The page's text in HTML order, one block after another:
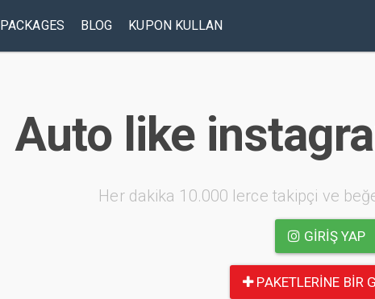
PACKAGES BLOG KUPON KULLAN
Auto like
Her dakika 10.000 lerce takipçi ve
GIRIŞ YAP
PAKETLERINE BIR